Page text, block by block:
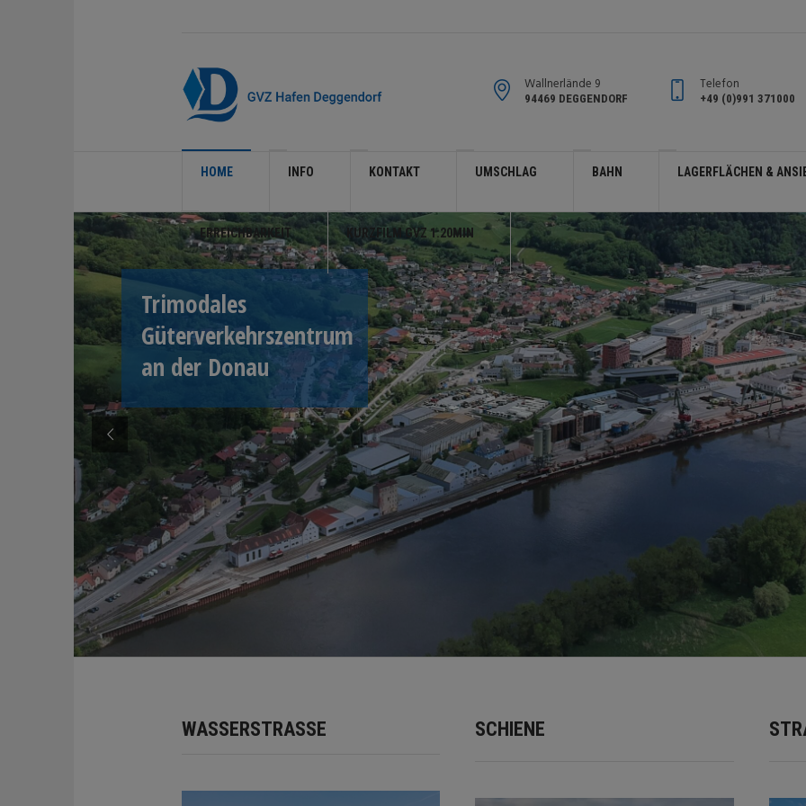
Wallnerlände 9
94469 DEGGENDORF
Telefon
+49 (0)991 371000
HOME INFO KONTAKT UMSCHLAG BAHN LAGERFLÄCHEN &
ERREICHBARKEIT KURZFILM GVZ 1:20MIN
Trimodales
Güterverkehrszentrum
an der Donau
WASSERSTRASSE SCHIENE